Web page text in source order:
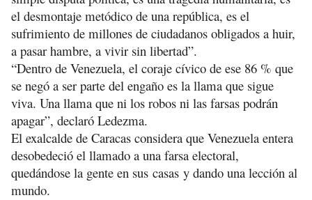
el desmontaje metódico de una república, es el
sufrimiento de millones de ciudadanos obligados a huir,
a pasar hambre, a vivir sin libertad”.
“Dentro de Venezuela, el coraje cívico de ese 86 % que
se negó a ser parte del engaño es la llama que sigue
viva. Una llama que ni los robos ni las farsas podrán
apagar”, declaró Ledezma.
El exalcalde de Caracas considera que Venezuela entera
desobedeció el llamado a una farsa electoral,
quedándose la gente en sus casas y dando una lección al
mundo.